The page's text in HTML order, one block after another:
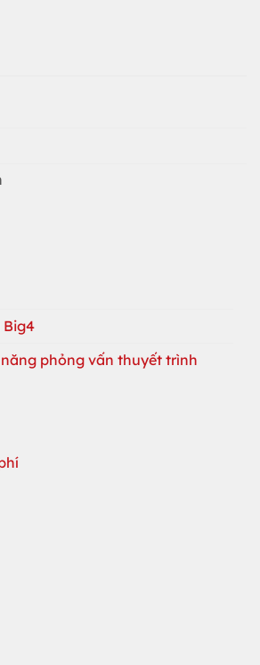
Big4
phỏng vấn thuyết trình